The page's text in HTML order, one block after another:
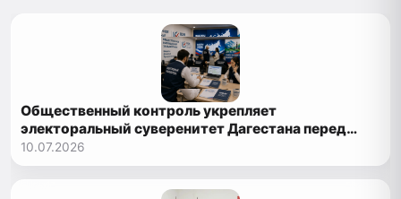
Общественный контроль укрепляет
электоральный суверенитет Дагестана перед
выборами 2026 года
10.07.2026